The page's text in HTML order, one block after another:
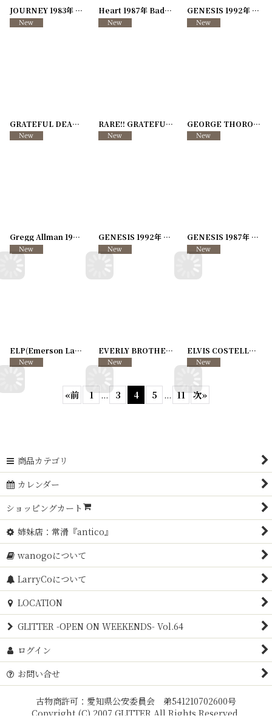
JOURNEY 1983年 Holleder Stadium RADIO PASS [251113-57]
Heart 1987年 Bad Animals Tour [250117-82
GENESIS 1992年 We Can't Dance VOLKS WAGEN ADD
GRATEFUL DEAD 1981年 Radio Pass RARE!! Concert at Rutgers Athletic Center RARE!! GRATEFUL DEAD 1982年 Duke University Cameron Indoor Stadium Concert GEORGE THOROGOOD & THE DESTROYERS 1985年 MAVERICK Tour
Gregg Allman 1997年 Searching for Simplicity Tour [250117-89]
GENESIS 1992年 We Can't Dance World Tour GENESIS 1987年 Final Leg Tour
ELP(Emerson Lake and Palmer) 1998年 Then and Now Tour [
EVERLY BROTHERS 1989-1990年 TOUR89-90 ELVIS COSTELLO 1991年 COME BACK IN A MILLION YEARS Tour
«前 1 ... 3 4 5 ... 11 次»
商品カテゴリ
カレンダー
ショッピングカート
姉妹店：常滑『antico』
wanogoについて
LarryCoについて
LOCATION
GLITTER -OPEN ON WEEKENDS- Vol.64
ログイン
お問い合せ
古物商許可：愛知県公安委員会 弟541210702600号
Copyright (C) 2007 GLITTER All Rights Reserved.